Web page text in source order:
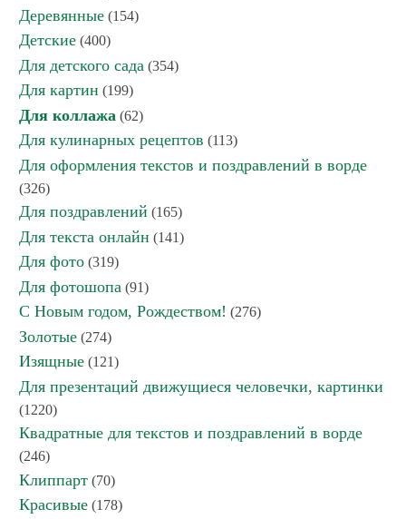
Деревянные (154)
Детские (400)
Для детского сада (354)
Для картин (199)
Для коллажа (62)
Для кулинарных рецептов (113)
Для оформления текстов и поздравлений в ворде
(326)
Для поздравлений (165)
Для текста онлайн (141)
Для фото (319)
Для фотошопа (91)
С Новым годом, Рождеством! (276)
Золотые (274)
Изящные (121)
Для презентаций движущиеся человечки, картинки
(1220)
Квадратные для текстов и поздравлений в ворде
(246)
Клиппарт (70)
Красивые (178)